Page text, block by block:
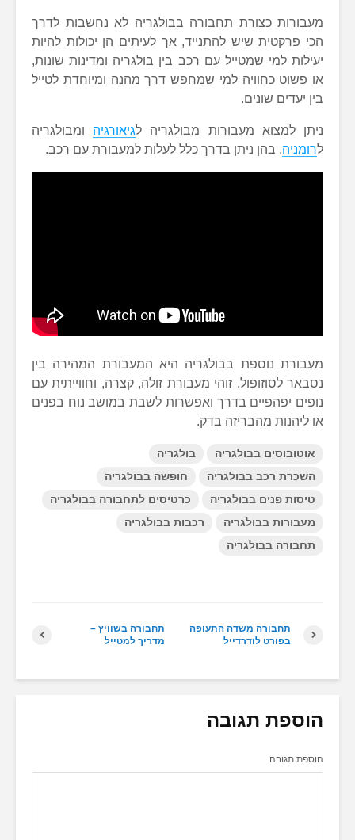
מעבורות כצורת תחבורה בבולגריה לא נחשבות לדרך
הכי פרקטית שיש להתנייד, אך לעיתים הן יכולות להיות
יעילות למי שמטייל עם רכב בין בולגריה ומדינות שונות,
או פשוט כחוויה למי שמחפש דרך מהנה ומיוחדת לטייל
בין יעדים שונים.
ניתן למצוא מעבורות מבולגריה לגיאורגיה ומבולגריה
לרומניה, בהן ניתן בדרך כלל לעלות למעבורת עם רכב.
מעבורת נוספת בבולגריה היא המעבורת המהירה בין
נסבאר לסוזופול. זוהי מעבורת זולה, קצרה, וחווייתית עם
נופים יפהפיים בדרך ואפשרות לשבת במושב נוח בפנים
או ליהנות מהבריזה בדק.
אוטובוסים בבולגריה
בולגריה
השכרת רכב בבולגריה
חופשה בבולגריה
טיסות פנים בבולגריה
כרטיסים לתחבורה בבולגריה
מעבורות בבולגריה
רכבות בבולגריה
תחבורה בבולגריה
תחבורה בשוויץ –
מדריך למטייל
תחבורה משדה התעופה
בפורט לודרדייל
הוספת תגובה
הוספת תגובה